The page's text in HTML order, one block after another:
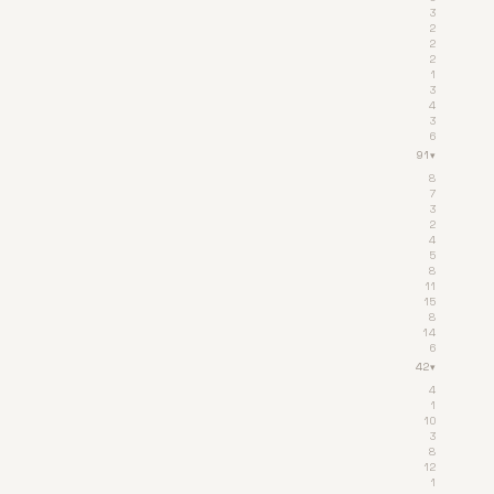
3
2
2
2
1
3
4
3
6
91▾
8
7
3
2
4
5
8
11
15
8
14
6
42▾
4
1
10
3
8
12
1